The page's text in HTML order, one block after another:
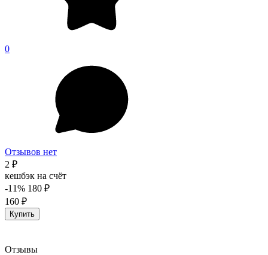
0
Отзывов нет
2 ₽
кешбэк на счёт
-11% 180 ₽
160 ₽
Купить
Отзывы